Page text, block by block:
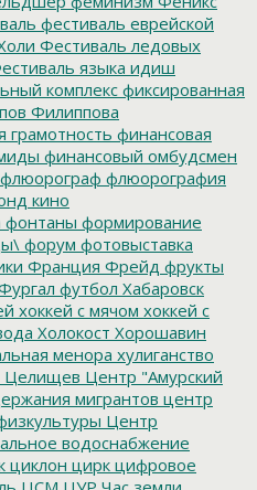
фестиваль еврейской
Фестиваль ледовых
языка идиш
комплекс фиксированная
Филиппова
грамотность финансовая
финансовый омбудсмен
флюорограф флюорография
кино
фонтаны формирование
форум фотовыставка
Франция Фрейд фрукты
футбол Хабаровск
хоккей с мячом хоккей с
Холокост Хорошавин
менора хулиганство
Целищев Центр "Амурский
мигрантов центр
Центр
водоснабжение
циклон цирк цифровое